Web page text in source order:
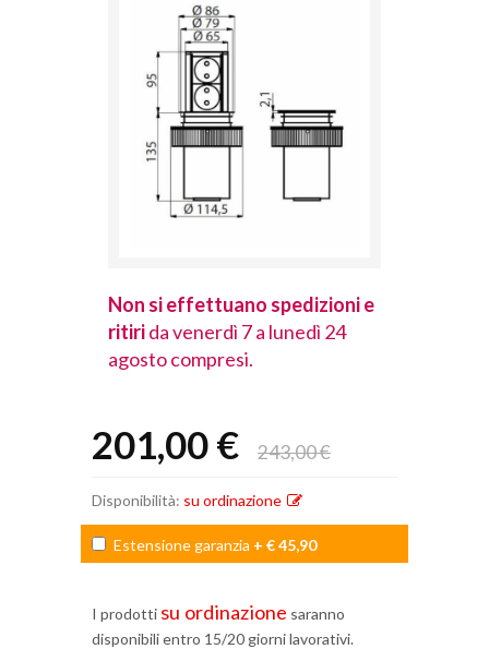
Non si effettuano spedizioni e
ritirida venerdì 7 a lunedì 24
agosto compresi.
201,00 € 243,00 €
Disponibilità: su ordinazione
Estensione garanzia + € 45,90
I prodotti su ordinazione saranno
disponibili entro 15/20 giorni lavorativi.